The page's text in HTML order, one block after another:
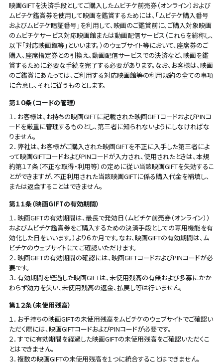
映画GIFTを決済手段としてご購入したムビチケ前売券（オンライン）および
ムビチケ鑑賞券を使用して映画を鑑賞するためには、「ムビチケ購入番号
およびムビチケ暗証番号」を利用して、映画のご鑑賞前に、ご購入対象映画
のムビチケサービス対応映画館または動画配信サービス（これらを総称し、
以下「対応映画館等」といいます。）のウェブサイト等において、座席券のご
購入、座席指定券との引換え、動画配信サービスでの決済など、映画を鑑
賞するために必要な手続を完了する必要があります。なお、お客様は、映画
のご鑑賞にあたっては、ご利用する対応映画館等の利用規約の全ての事項
に合意し、それに従うものとします。
第１０条（コードの管理）
１．お客様は、お持ちの映画GIFTに記載された映画GIFTコードおよびPINコ
ードを厳重に管理するものとし、第三者に知られないようにしなければな
りません。
２．弊社は、お客様がご購入された映画GIFTを不正に入手した第三者によ
って映画GIFTコードおよびPINコードが入力され、使用されたときは、本規
約第１７条（不正な取得・利用等）の定めに従い当該映画GIFTを失効するこ
とができますが、不正利用された当該映画GIFTに係る購入代金を補填し、
または返金することはできません。
第１１条（映画GIFTの有効期間）
１．映画GIFTの有効期間は、最長で発効日（ムビチケ前売券（オンライン））
およびムビチケ鑑賞券をご購入するための決済手段としての専用機能を有
効化した日をいいます。）より６か月です。なお、映画GIFTの有効期間は、ム
ビチケのウェブサイトにてご確認いただけます。
２．映画GIFTの有効期間の確認には、映画GIFTコードおよびPINコードが必
要です。
３．有効期間を経過した映画GIFTは、未使用残高の有無および多寡にかか
わらず効力を失い、未使用残高の返金、払戻し等は行いません。
第１２条（未使用残高）
１．お手持ちの映画GIFTの未使用残高をムビチケのウェブサイトでご確認い
ただく際には、映画GIFTコードおよびPINコードが必要です。
２．すでに有効期間を経過した映画GIFTの未使用残高をご確認いただくこ
とはできません。
３．複数の映画GIFTの未使用残高を１つに統合することはできません。